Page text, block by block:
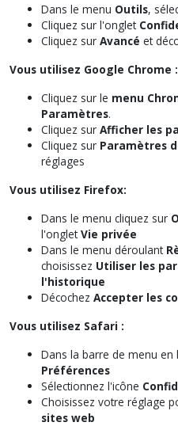
Dans le menu Outils,
Cliquez sur l'onglet
Cliquez sur Avancé et
Vous utilisez Google Chrome :
Cliquez sur le menu
Paramètres.
Cliquez sur Afficher les
Cliquez sur Paramètres
réglages
Vous utilisez Firefox:
Dans le menu cliquez sur
l'ongletVie privée
Dans le menu déroulant
choisissez Utiliser les
l'historique
Décochez Accepter les
Vous utilisez Safari :
Dans la barre de menu en
Préférences
Sélectionnez l'icône
Choisissez votre réglage
sites web